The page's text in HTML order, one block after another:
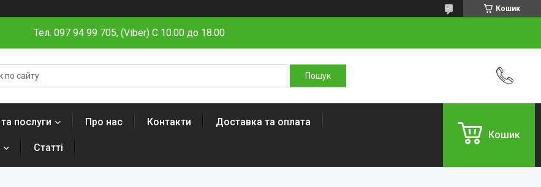
Кошик
Тел. 097 94 99 705, (Viber) C 10.00 до 18.00
послуги Про нас Контакти Доставка та оплата
Статті
Кошик